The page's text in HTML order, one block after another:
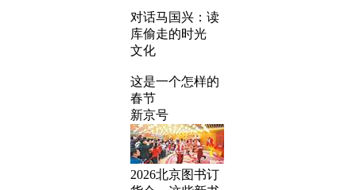
对话马国兴：读
库偷走的时光
文化
这是一个怎样的
春节
新京号
2026北京图书订